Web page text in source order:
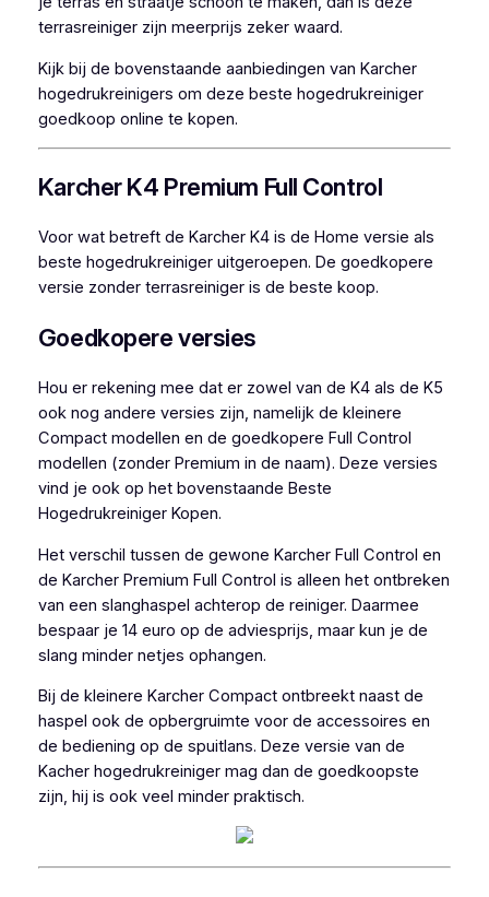
terrasreiniger zijn meerprijs zeker waard.
Kijk bij de bovenstaande aanbiedingen van Karcher
hogedrukreinigers om deze beste hogedrukreiniger
goedkoop online te kopen.
Karcher K4 Premium Full Control
Voor wat betreft de Karcher K4 is de Home versie als
beste hogedrukreiniger uitgeroepen. De goedkopere
versie zonder terrasreiniger is de beste koop.
Goedkopere versies
Hou er rekening mee dat er zowel van de K4 als de K5
ook nog andere versies zijn, namelijk de kleinere
Compact modellen en de goedkopere Full Control
modellen (zonder Premium in de naam). Deze versies
vind je ook op het bovenstaande Beste
Hogedrukreiniger Kopen.
Het verschil tussen de gewone Karcher Full Control en
de Karcher Premium Full Control is alleen het ontbreken
van een slanghaspel achterop de reiniger. Daarmee
bespaar je 14 euro op de adviesprijs, maar kun je de
slang minder netjes ophangen.
Bij de kleinere Karcher Compact ontbreekt naast de
haspel ook de opbergruimte voor de accessoires en
de bediening op de spuitlans. Deze versie van de
Kacher hogedrukreiniger mag dan de goedkoopste
zijn, hij is ook veel minder praktisch.